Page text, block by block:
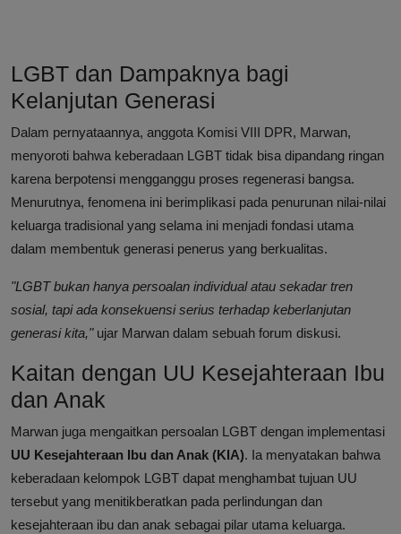
LGBT dan Dampaknya bagi
Kelanjutan Generasi
Dalam pernyataannya, anggota Komisi VIII DPR, Marwan,
menyoroti bahwa keberadaan LGBT tidak bisa dipandang ringan
karena berpotensi mengganggu proses regenerasi bangsa.
Menurutnya, fenomena ini berimplikasi pada penurunan nilai-nilai
keluarga tradisional yang selama ini menjadi fondasi utama
dalam membentuk generasi penerus yang berkualitas.
"LGBT bukan hanya persoalan individual atau sekadar tren
sosial, tapi ada konsekuensi serius terhadap keberlanjutan
generasi kita,"ujar Marwan dalam sebuah forum diskusi.
Kaitan dengan UU Kesejahteraan Ibu
dan Anak
Marwan juga mengaitkan persoalan LGBT dengan implementasi
UU Kesejahteraan Ibu dan Anak (KIA). Ia menyatakan bahwa
keberadaan kelompok LGBT dapat menghambat tujuan UU
tersebut yang menitikberatkan pada perlindungan dan
kesejahteraan ibu dan anak sebagai pilar utama keluarga.